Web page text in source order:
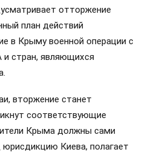
отторжение
план действий
в Крыму военной операции с
стран, являющихся
вторжение станет
соответствующие
Крыма должны сами
юрисдикцию Киева, полагает